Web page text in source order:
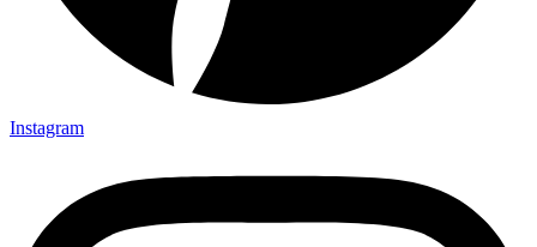
Instagram